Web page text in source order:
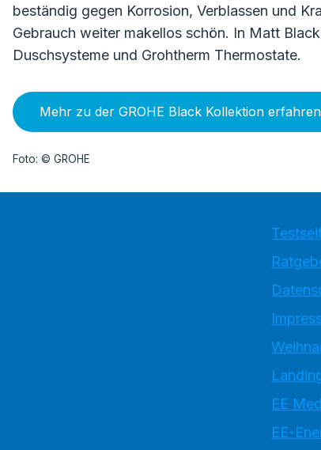
beständig gegen Korrosion, Verblassen und
Gebrauch weiter makellos schön. In Matt
Duschsysteme und Grohtherm Thermostate.
Mehr zu der GROHE Black Kollektion
Foto: © GROHE
EE
EE-